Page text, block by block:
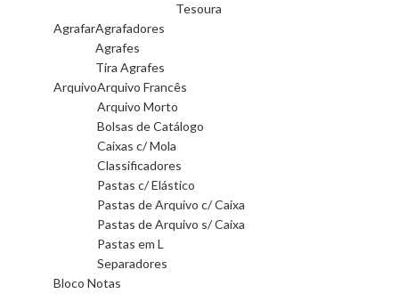
Tesoura
AgrafarAgrafadores
Agrafes
Tira Agrafes
ArquivoArquivo Francês
Arquivo Morto
Bolsas de Catálogo
Caixas c/ Mola
Classificadores
Pastas c/ Elástico
Pastas de Arquivo c/ Caixa
Pastas de Arquivo s/ Caixa
Pastas em L
Separadores
Bloco Notas